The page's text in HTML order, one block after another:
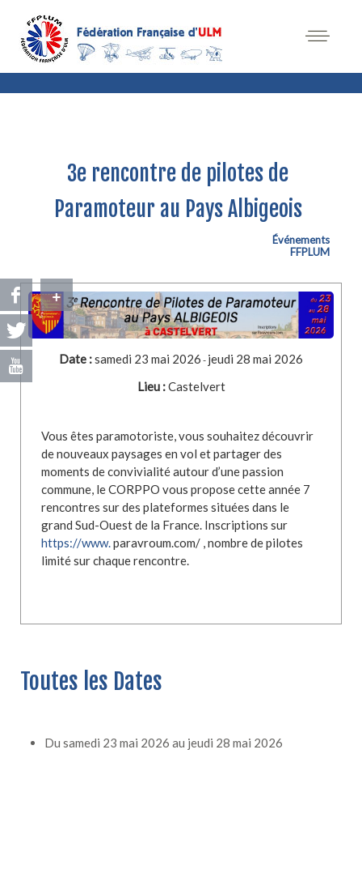
3e rencontre de pilotes de
Paramoteur au Pays Albigeois
Événements
FFPLUM
Date :samedi 23 mai 2026 - jeudi 28 mai 2026
Lieu :Castelvert
Vous êtes paramotoriste, vous souhaitez découvrir
de nouveaux paysages en vol et partager des
moments de convivialité autour d’une passion
commune, le CORPPO vous propose cette année 7
rencontres sur des plateformes situées dans le
grand Sud-Ouest de la France. Inscriptions sur
https://www.paravroum.com/ , nombre de pilotes
limité sur chaque rencontre.
Toutes les Dates
Du samedi 23 mai 2026 au jeudi 28 mai 2026
+